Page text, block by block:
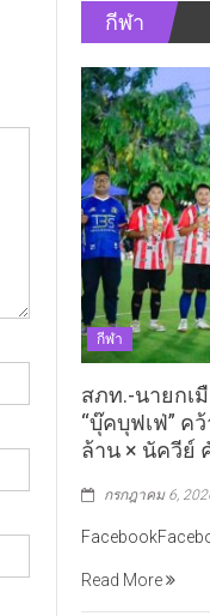
กีฬา
กีฬา
สภท.-นายกเ
“บุ๊คบุฟเฟ่” ค
ล้าน × นัควีย์
กรกฎาคม 6,
Read More